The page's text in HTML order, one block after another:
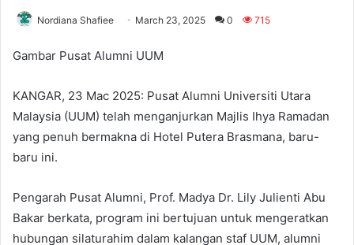
Nordiana Shafiee March 23, 2025 0 715
Gambar Pusat Alumni UUM
KANGAR, 23 Mac 2025: Pusat Alumni Universiti Utara
Malaysia (UUM) telah menganjurkan Majlis Ihya Ramadan
yang penuh bermakna di Hotel Putera Brasmana, baru-
baru ini.
Pengarah Pusat Alumni, Prof. Madya Dr. Lily Julienti Abu
Bakar berkata, program ini bertujuan untuk mengeratkan
hubungan silaturahim dalam kalangan staf UUM, alumni